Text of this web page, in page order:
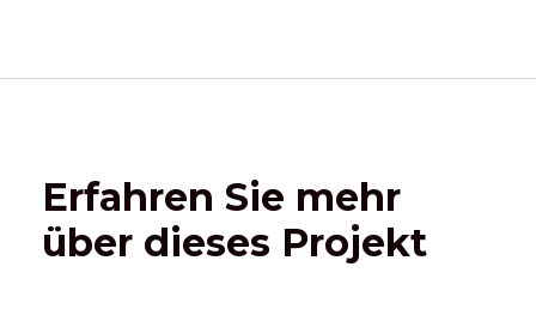
Erfahren Sie mehr
über dieses Projekt